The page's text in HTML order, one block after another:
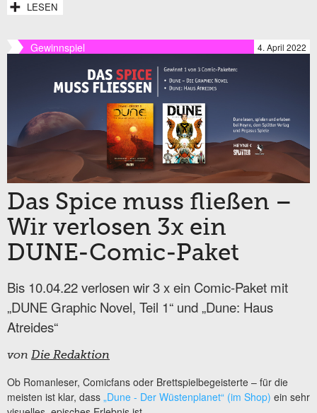
LESEN
Gewinnspiel 4. April 2022
Das Spice muss fließen –
Wir verlosen 3x ein
DUNE-Comic-Paket
Bis 10.04.22 verlosen wir 3 x ein Comic-Paket mit
„DUNE Graphic Novel, Teil 1“ und „Dune: Haus
Atreides“
von Die Redaktion
Ob Romanleser, Comicfans oder Brettspielbegeisterte – für die
meisten ist klar, dass „Dune - Der Wüstenplanet“ (im Shop) ein sehr